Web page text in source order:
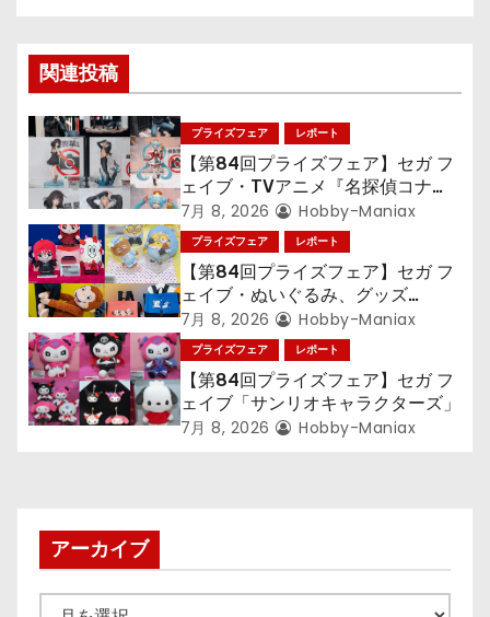
ー
シ
ョ
ン
関連投稿
プライズフェア レポート
【第84回プライズフェア】セガ フ
ェイブ・TVアニメ『名探偵コナ
ン』TVアニメ『呪術廻戦』『〈物
語〉シリーズ』「初音ミク」
7月 8, 2026 Hobby-Maniax
プライズフェア レポート
【第84回プライズフェア】セガ フ
ェイブ・ぬいぐるみ、グッズ
『LiSA』『ミニオン』『おさるの
ジョージ』『ポケットモンスター』
7月 8, 2026 Hobby-Maniax
プライズフェア レポート
【第84回プライズフェア】セガ フ
ェイブ「サンリオキャラクターズ」
7月 8, 2026 Hobby-Maniax
アーカイブ